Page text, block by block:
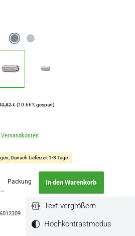
Preis:
€ (10.66% gespart)
Danach Lieferzeit 1-3 Tage
Packung In den Warenkorb
Text vergrößern
Hochkontrastmodus